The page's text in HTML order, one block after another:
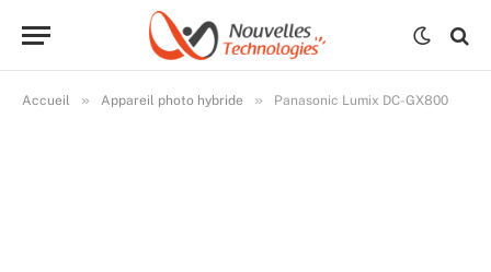
Accueil » Appareil photo hybride » Panasonic Lumix DC-GX800